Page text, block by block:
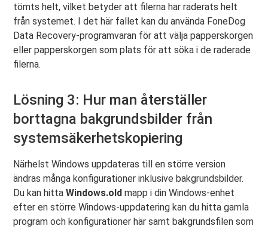
tömts helt, vilket betyder att filerna har raderats helt
från systemet. I det här fallet kan du använda FoneDog
Data Recovery-programvaran för att välja papperskorgen
eller papperskorgen som plats för att söka i de raderade
filerna.
Lösning 3: Hur man återställer
borttagna bakgrundsbilder från
systemsäkerhetskopiering
Närhelst Windows uppdateras till en större version
ändras många konfigurationer inklusive bakgrundsbilder.
Du kan hittaWindows.old mapp i din Windows-enhet
efter en större Windows-uppdatering kan du hitta gamla
program och konfigurationer här samt bakgrundsfilen som